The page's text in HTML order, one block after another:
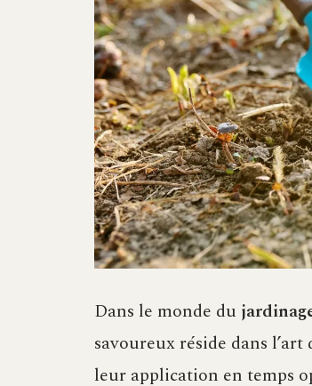
Dans le monde du
savoureux réside dans l’art
leur application en temps